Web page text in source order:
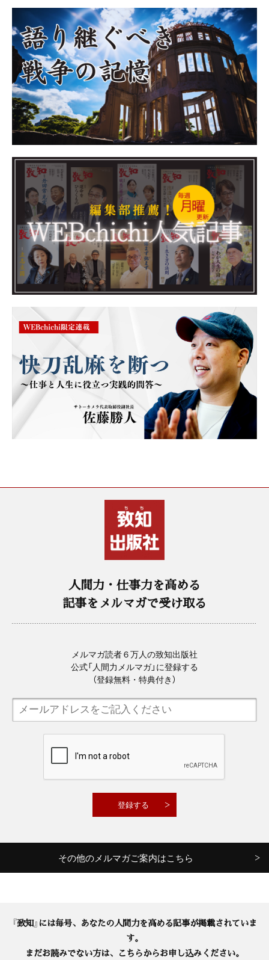
人間力・仕事力を高める
記事をメルマガで受け取る
メルマガ読者６万人の致知出版社
公式「人間力メルマガ」に登録する
（登録無料・特典付き）
その他のメルマガご案内はこちら
『致知』には毎号、あなたの人間力を高める記事が掲載されていま
す。
まだお読みでない方は、こちらからお申し込みください。